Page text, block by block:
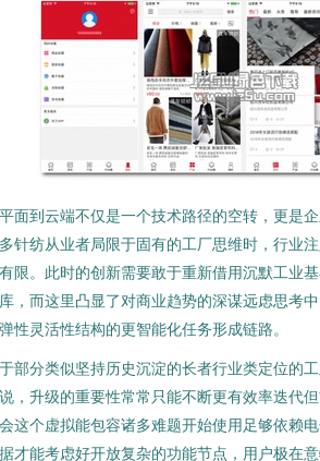
面到云端不仅是一个技术路径的空转，更是
针纺从业者局限于固有的工厂思维时，行业
限。此时的创新需要敢于重新借用沉默工业
，而这里凸显了对商业趋势的深谋远虑思考
性灵活性结构的更智能化任务形成链路。
部分类似坚持历史沉淀的长者行业类定位的
，升级的重要性常常只能不断更有效率迭代
这个虚拟能包容诸多难题开始使用足够依赖
才能考虑好开放复杂的功能节点，用户极在